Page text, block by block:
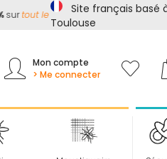
tout le site* avec le codeETE15
Site français basé
Toulouse
Mon compte
> Me connecter